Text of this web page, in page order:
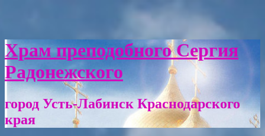
Храм преподобного Сергия
Радонежского
город Усть-Лабинск Краснодарского
края